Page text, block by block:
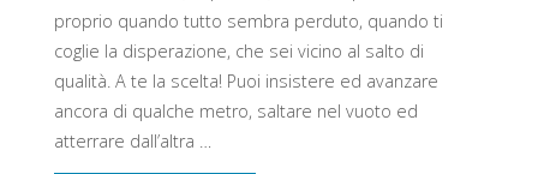
proprio quando tutto sembra perduto, quando ti
coglie la disperazione, che sei vicino al salto di
qualità. A te la scelta! Puoi insistere ed avanzare
ancora di qualche metro, saltare nel vuoto ed
atterrare dall’altra …